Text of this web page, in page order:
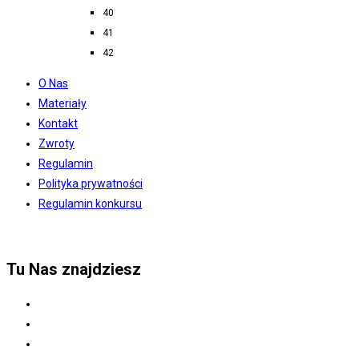
40
41
42
O Nas
Materiały
Kontakt
Zwroty
Regulamin
Polityka prywatności
Regulamin konkursu
Tu Nas znajdziesz